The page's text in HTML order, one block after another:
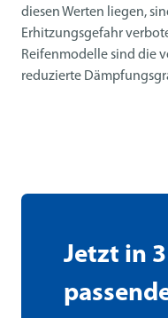
diesen Werten liegen,
Erhitzungsgefahr
Reifenmodelle sind die
reduzierte
Jetzt in